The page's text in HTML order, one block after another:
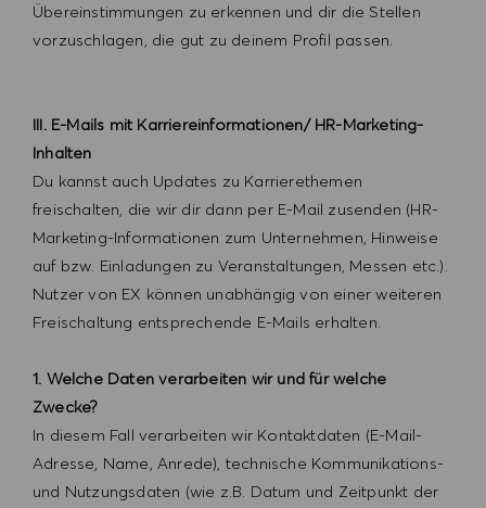
Übereinstimmungen zu erkennen und dir die Stellen
vorzuschlagen, die gut zu deinem Profil passen.
III. E-Mails mit Karriereinformationen/ HR-Marketing-
Inhalten
Du kannst auch Updates zu Karrierethemen
freischalten, die wir dir dann per E-Mail zusenden (HR-
Marketing-Informationen zum Unternehmen, Hinweise
auf bzw. Einladungen zu Veranstaltungen, Messen etc.).
Nutzer von EX können unabhängig von einer weiteren
Freischaltung entsprechende E-Mails erhalten.
1. Welche Daten verarbeiten wir und für welche
Zwecke?
In diesem Fall verarbeiten wir Kontaktdaten (E-Mail-
Adresse, Name, Anrede), technische Kommunikations-
und Nutzungsdaten (wie z.B. Datum und Zeitpunkt der